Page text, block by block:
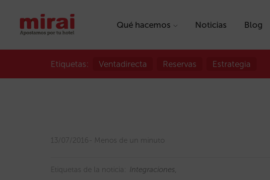
Qué hacemos Noticias Blog
Etiquetas: Ventadirecta Reservas Estrategia
13/07/2016 Menos de un minuto
Etiquetas de la noticia: Integraciones